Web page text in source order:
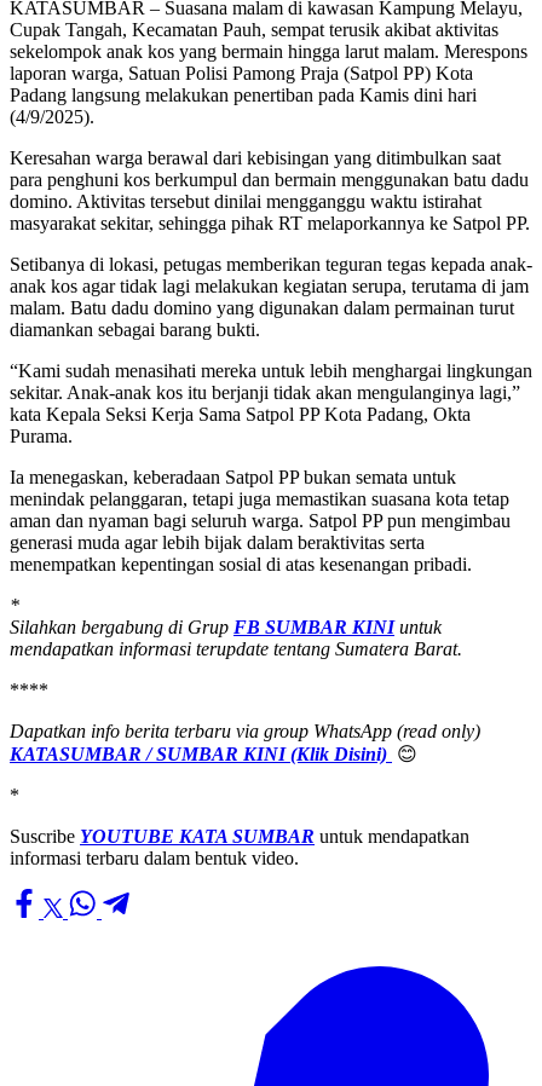
KATASUMBAR – Suasana malam di kawasan Kampung Melayu,
Cupak Tangah, Kecamatan Pauh, sempat terusik akibat aktivitas
sekelompok anak kos yang bermain hingga larut malam. Merespons
laporan warga, Satuan Polisi Pamong Praja (Satpol PP) Kota
Padang langsung melakukan penertiban pada Kamis dini hari
(4/9/2025).
Keresahan warga berawal dari kebisingan yang ditimbulkan saat
para penghuni kos berkumpul dan bermain menggunakan batu dadu
domino. Aktivitas tersebut dinilai mengganggu waktu istirahat
masyarakat sekitar, sehingga pihak RT melaporkannya ke Satpol PP.
Setibanya di lokasi, petugas memberikan teguran tegas kepada anak-
anak kos agar tidak lagi melakukan kegiatan serupa, terutama di jam
malam. Batu dadu domino yang digunakan dalam permainan turut
diamankan sebagai barang bukti.
“Kami sudah menasihati mereka untuk lebih menghargai lingkungan
sekitar. Anak-anak kos itu berjanji tidak akan mengulanginya lagi,”
kata Kepala Seksi Kerja Sama Satpol PP Kota Padang, Okta
Purama.
Ia menegaskan, keberadaan Satpol PP bukan semata untuk
menindak pelanggaran, tetapi juga memastikan suasana kota tetap
aman dan nyaman bagi seluruh warga. Satpol PP pun mengimbau
generasi muda agar lebih bijak dalam beraktivitas serta
menempatkan kepentingan sosial di atas kesenangan pribadi.
*
Silahkan bergabung di Grup FB SUMBAR KINIuntuk
mendapatkan informasi terupdate tentang Sumatera Barat.
****
Dapatkan info berita terbaru via group WhatsApp (read only)
KATASUMBAR / SUMBAR KINI (Klik Disini) 😊
*
Suscribe YOUTUBE KATA SUMBAR untuk mendapatkan
informasi terbaru dalam bentuk video.